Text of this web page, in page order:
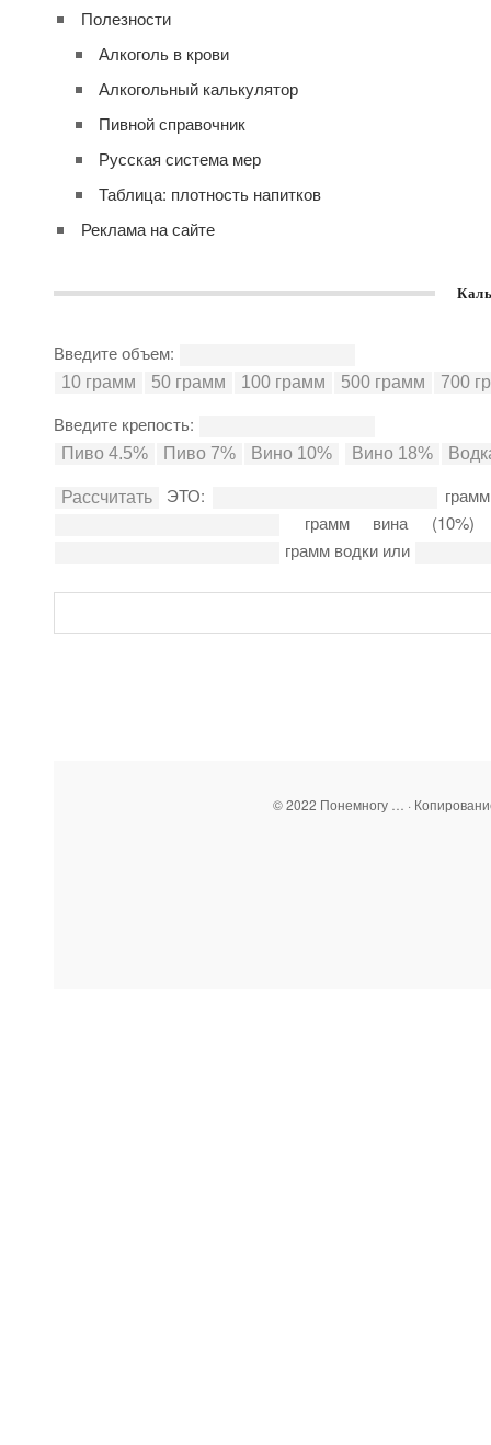
Полезности
Алкоголь в крови
Алкогольный калькулятор
Пивной справочник
Русская система мер
Таблица: плотность напитков
Реклама на сайте
Введите объем:
Введите крепость:
ЭТО:
грамм вина
грамм водки или
© 2022 Понемногу … ·